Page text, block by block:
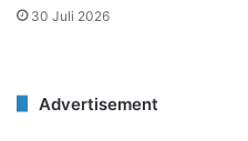
30 Juli 2026
Advertisement